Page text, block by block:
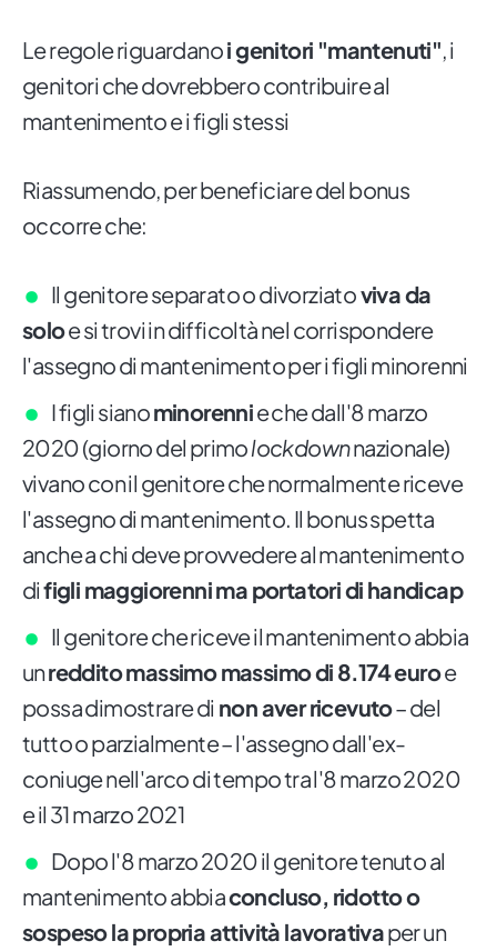
Le regole riguardanoi genitori "mantenuti", i
genitori che dovrebbero contribuire al
mantenimento e i figli stessi
Riassumendo, per beneficiare del bonus
occorre che:
Il genitore separato o divorziatoviva da
soloe si trovi in difficoltà nel corrispondere
l'assegno di mantenimento per i figli minorenni
I figli sianominorennie che dall'8 marzo
2020 (giorno del primolockdownnazionale)
vivano con il genitore che normalmente riceve
l'assegno di mantenimento. Il bonus spetta
anche a chi deve provvedere al mantenimento
difigli maggiorenni ma portatori di handicap
Il genitore che riceve il mantenimento abbia
unreddito massimo massimo di 8.174 euroe
possa dimostrare di non aver ricevuto– del
tutto o parzialmente – l'assegno dall'ex-
coniuge nell'arco di tempo tra l'8 marzo 2020
e il 31 marzo 2021
Dopo l'8 marzo 2020 il genitore tenuto al
mantenimento abbiaconcluso, ridotto o
sospeso la propria attività lavorativaper un